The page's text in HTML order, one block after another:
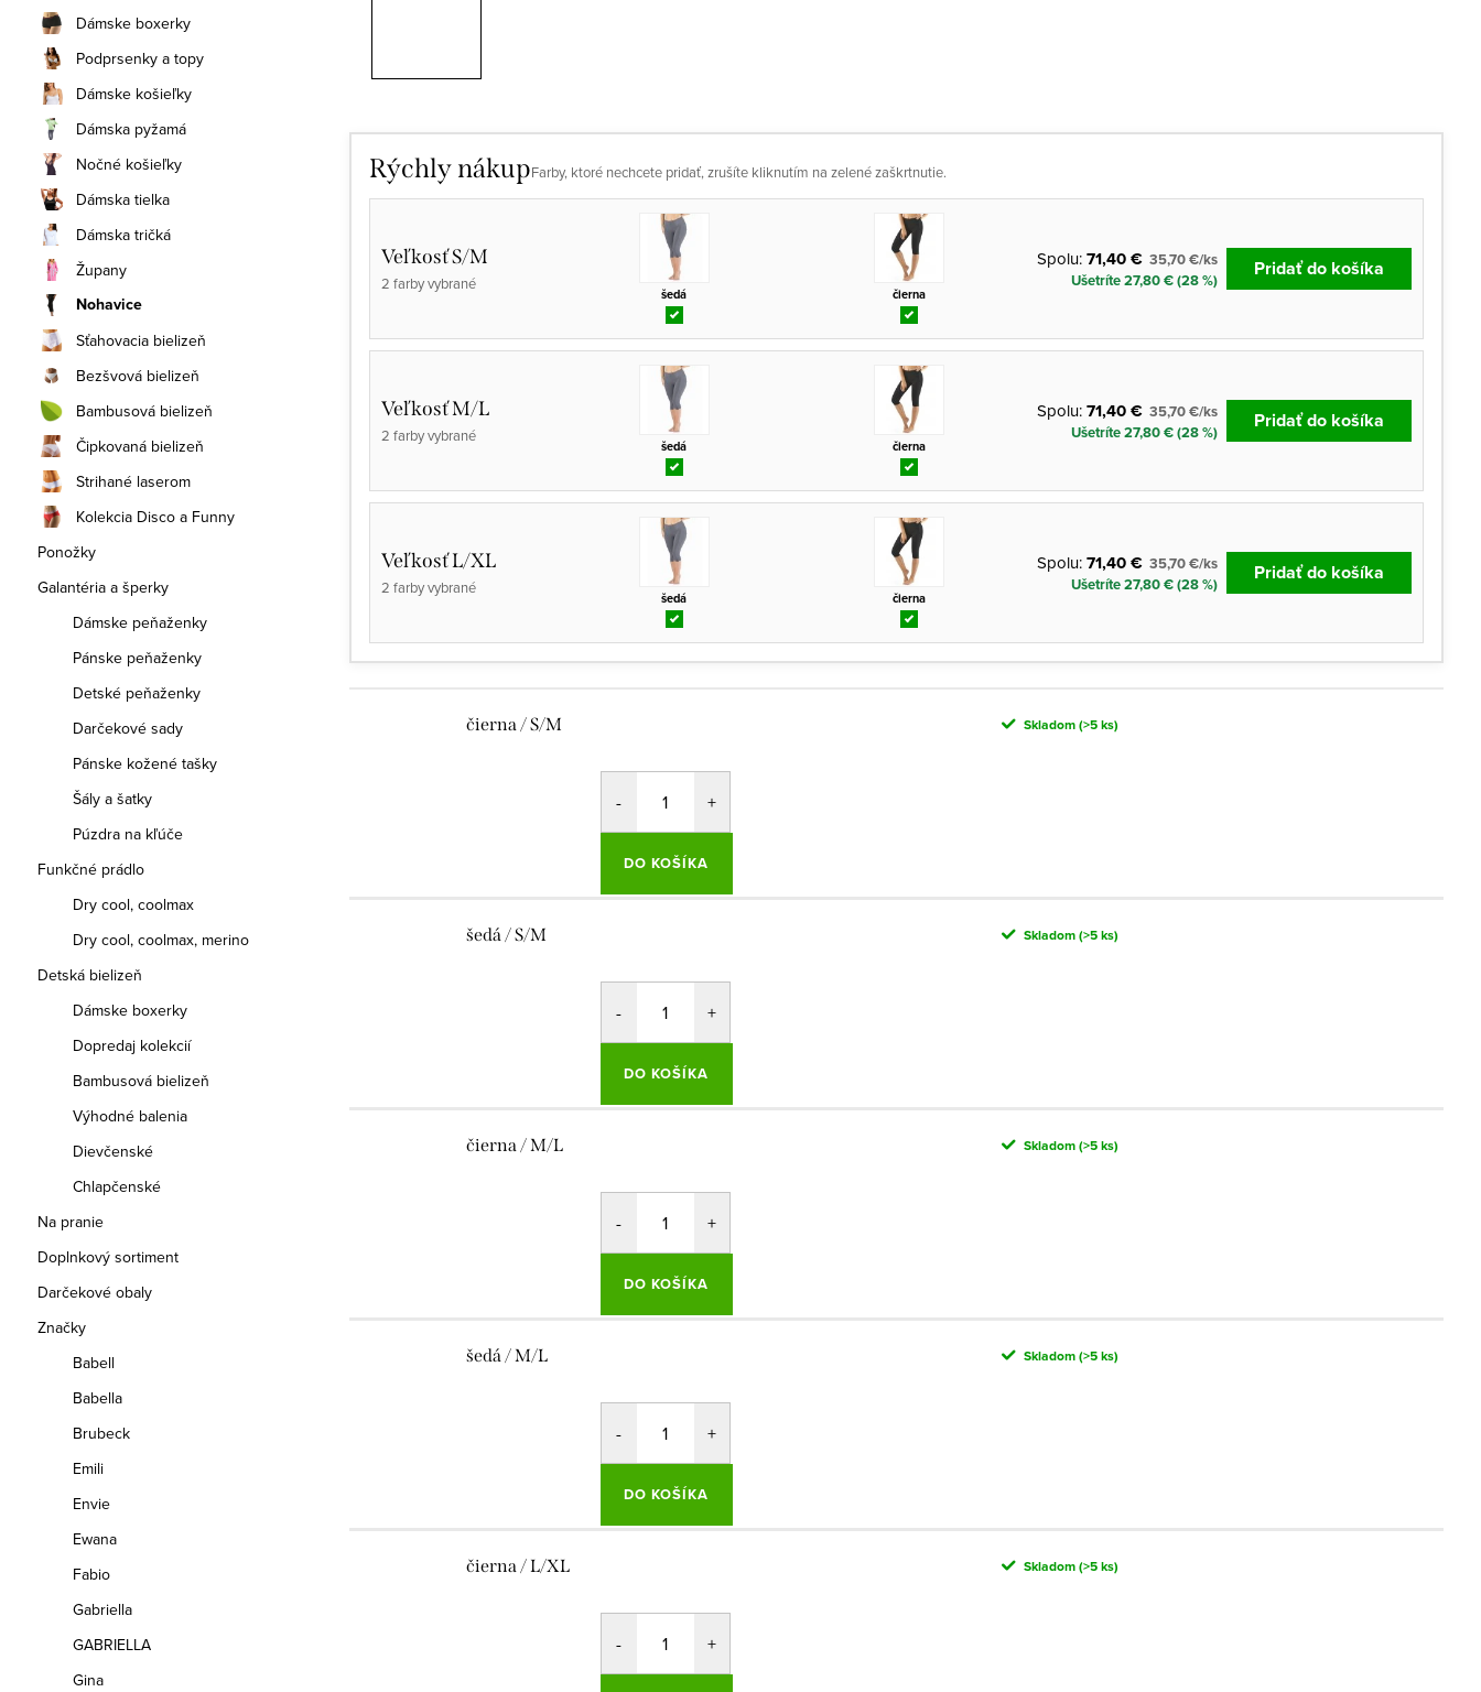
Dámske boxerky
Podprsenky a topy
Dámske košieľky
Dámska pyžamá
Nočné košieľky
Dámska tielka
Dámska tričká
Župany
Nohavice
Sťahovacia bielizeň
Bezšvová bielizeň
Bambusová bielizeň
Čipkovaná bielizeň
Strihané laserom
Kolekcia Disco a Funny
Ponožky
Galantéria a šperky
Dámske peňaženky
Pánske peňaženky
Detské peňaženky
Darčekové sady
Pánske kožené tašky
Šály a šatky
Púzdra na kľúče
Funkčné prádlo
Dry cool, coolmax
Dry cool, coolmax, merino
Detská bielizeň
Dámske boxerky
Dopredaj kolekcií
Bambusová bielizeň
Výhodné balenia
Dievčenské
Chlapčenské
Na pranie
Doplnkový sortiment
Darčekové obaly
Značky
Babell
Babella
Brubeck
Emili
Envie
Ewana
Fabio
Gabriella
GABRIELLA
Gina
Rýchly nákupFarby, ktoré nechcete pridať, zrušíte kliknutím na zelené zaškrtnutie.
Veľkosť S/M
2 farby vybrané
šedá čierna
Spolu:71,40 € 35,70 €/ks
Ušetríte 27,80 € (28 %)
Pridať do košíka
Veľkosť M/L
2 farby vybrané
šedá čierna
Spolu:71,40 € 35,70 €/ks
Ušetríte 27,80 € (28 %)
Pridať do košíka
Veľkosť L/XL
2 farby vybrané
šedá čierna
Spolu:71,40 € 35,70 €/ks
Ušetríte 27,80 € (28 %)
Pridať do košíka
čierna / S/M Skladom(>5 ks)
DO KOŠÍKA
šedá / S/M Skladom(>5 ks)
DO KOŠÍKA
čierna / M/L Skladom(>5 ks)
DO KOŠÍKA
šedá / M/L Skladom(>5 ks)
DO KOŠÍKA
čierna / L/XL Skladom(>5 ks)